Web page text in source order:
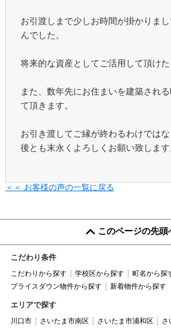
お引渡しまで少しお時間が掛かりま
んでした。
将来的な資産としてご活用して頂けた
また、数年先にお住まいを建築され
て頂きます。
お引き渡してご縁が終わるわけでは
後とも末永くよろしくお願い致します
＜＜ お客様の声の一覧に戻る
このページの先頭
こだわり条件
こだわりから探す 学校区から探す
町名から探
プライスダウン物件から探す
新着物件から探す
エリアで探す
川口市 さいたま市南区 さいたま市浦和区
さ